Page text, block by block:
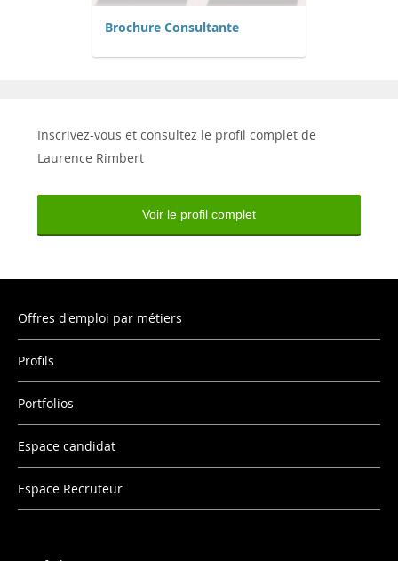
Brochure Consultante
Inscrivez-vous et consultez le profil complet de
Laurence Rimbert
Voir le profil complet
Offres d'emploi par métiers
Profils
Portfolios
Espace candidat
Espace Recruteur